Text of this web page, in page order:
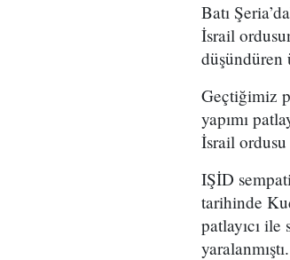
Batı
İsrail
düşündüren
Geçtiğimiz
yapımı
İsrail ordusu
IŞİD
tarihinde
patlayıcı
yaralanmıştı.